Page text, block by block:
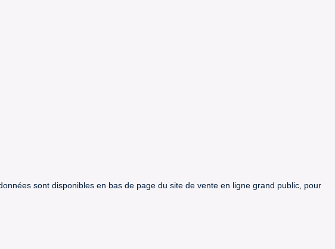
sont disponibles en bas de page du site de vente en ligne grand public, pour